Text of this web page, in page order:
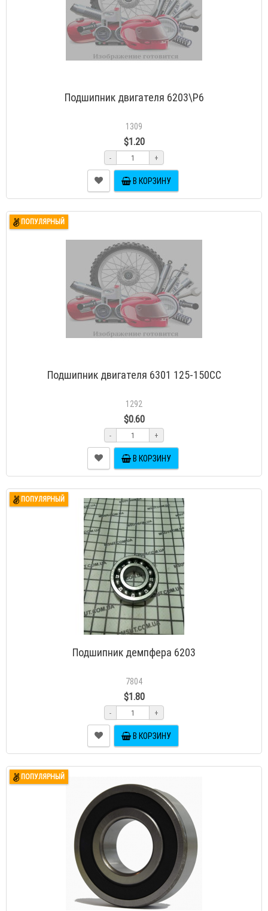
Подшипник двигателя 6203\Р6
1309
$1.20
- +
В КОРЗИНУ
ПОПУЛЯРНЫЙ
Подшипник двигателя 6301 125-150СС
1292
$0.60
- +
В КОРЗИНУ
ПОПУЛЯРНЫЙ
Подшипник демпфера 6203
7804
$1.80
- +
В КОРЗИНУ
ПОПУЛЯРНЫЙ